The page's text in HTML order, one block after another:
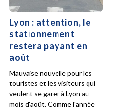
Lyon : attention, le
stationnement
restera payant en
août
Mauvaise nouvelle pour les
touristes et les visiteurs qui
veulent se garer à Lyon au
mois d'août. Comme l'année